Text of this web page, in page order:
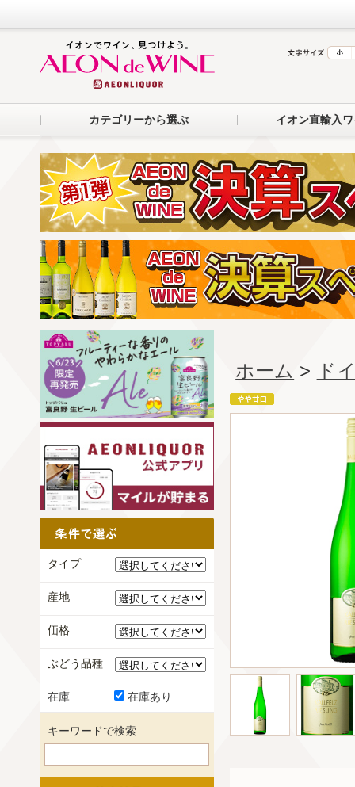
カテゴリーから選ぶ イオン直輸入
ホーム > ド
タイプ
産地
価格
ぶどう品種
在庫 在庫あり
キーワードで検索